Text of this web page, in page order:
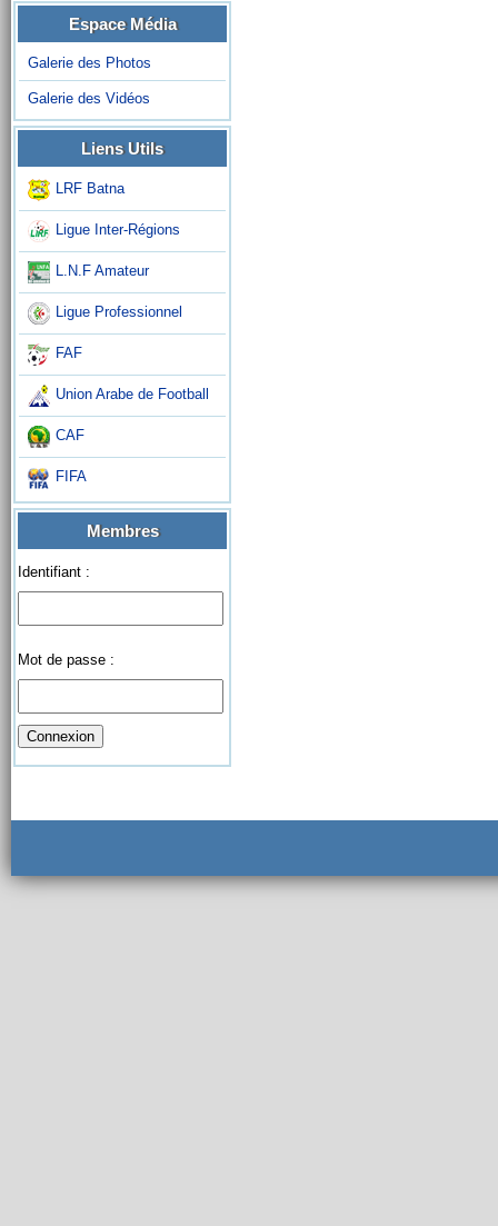
Espace Média
Galerie des Photos
Galerie des Vidéos
Liens Utils
LRF Batna
Ligue Inter-Régions
L.N.F Amateur
Ligue Professionnel
FAF
Union Arabe de Football
CAF
FIFA
Membres
Identifiant :
Mot de passe :